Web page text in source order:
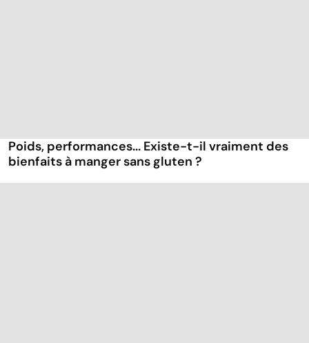
Poids, performances... Existe-t-il vraiment des
bienfaits à manger sans gluten ?